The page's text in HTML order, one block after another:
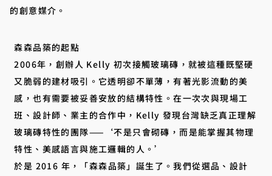
的創意媒介。
森森品築的起點
2006年，創辦人 Kelly 初次接觸玻璃磚，就被這種既堅硬
又脆弱的建材吸引。它透明卻不單薄，有著光影流動的美
感，也有需要被妥善安放的結構特性。在一次次與現場工
班、設計師、業主的合作中，Kelly 發現台灣缺乏真正理解
玻璃磚特性的團隊——‘不是只會砌磚，而是能掌握其物理
特性、美感語言與施工邏輯的人。’
於是 2016 年，「森森品築」誕生了。我們從選品、設計